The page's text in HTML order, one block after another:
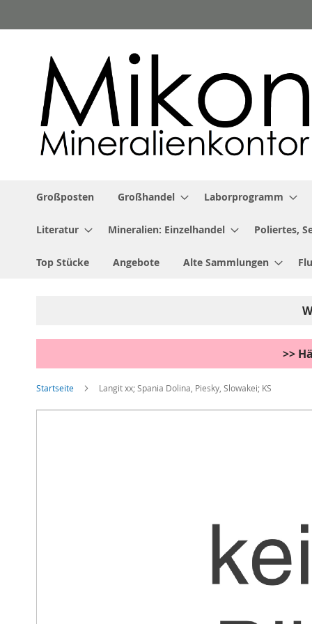
Inhalt
Großposten Großhandel Laborprogramm
Literatur Mineralien: Einzelhandel Poliertes,
Top Stücke Angebote Alte Sammlungen
>>
Startseite Langit xx; Spania Dolina, Piesky, Slowakei; KS
Zum